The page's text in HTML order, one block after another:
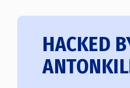
HACKED